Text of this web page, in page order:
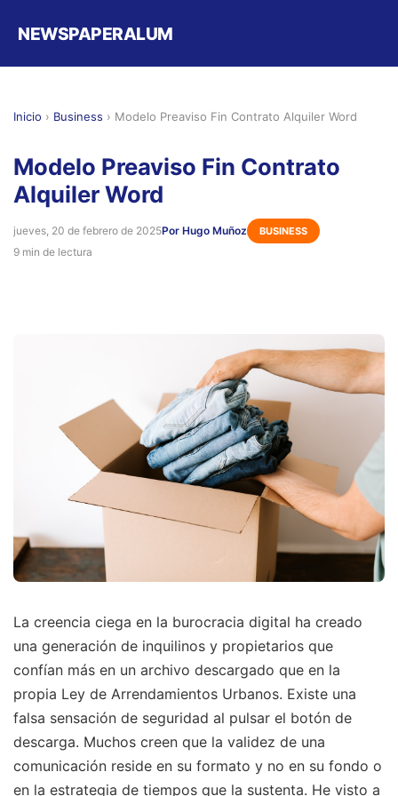
NEWSPAPERALUM
Inicio › Business › Modelo Preaviso Fin Contrato Alquiler Word
Modelo Preaviso Fin Contrato
Alquiler Word
jueves, 20 de febrero de 2025Por Hugo Muñoz BUSINESS
9 min de lectura
La creencia ciega en la burocracia digital ha creado
una generación de inquilinos y propietarios que
confían más en un archivo descargado que en la
propia Ley de Arrendamientos Urbanos. Existe una
falsa sensación de seguridad al pulsar el botón de
descarga. Muchos creen que la validez de una
comunicación reside en su formato y no en su fondo o
en la estrategia de tiempos que la sustenta. He visto a